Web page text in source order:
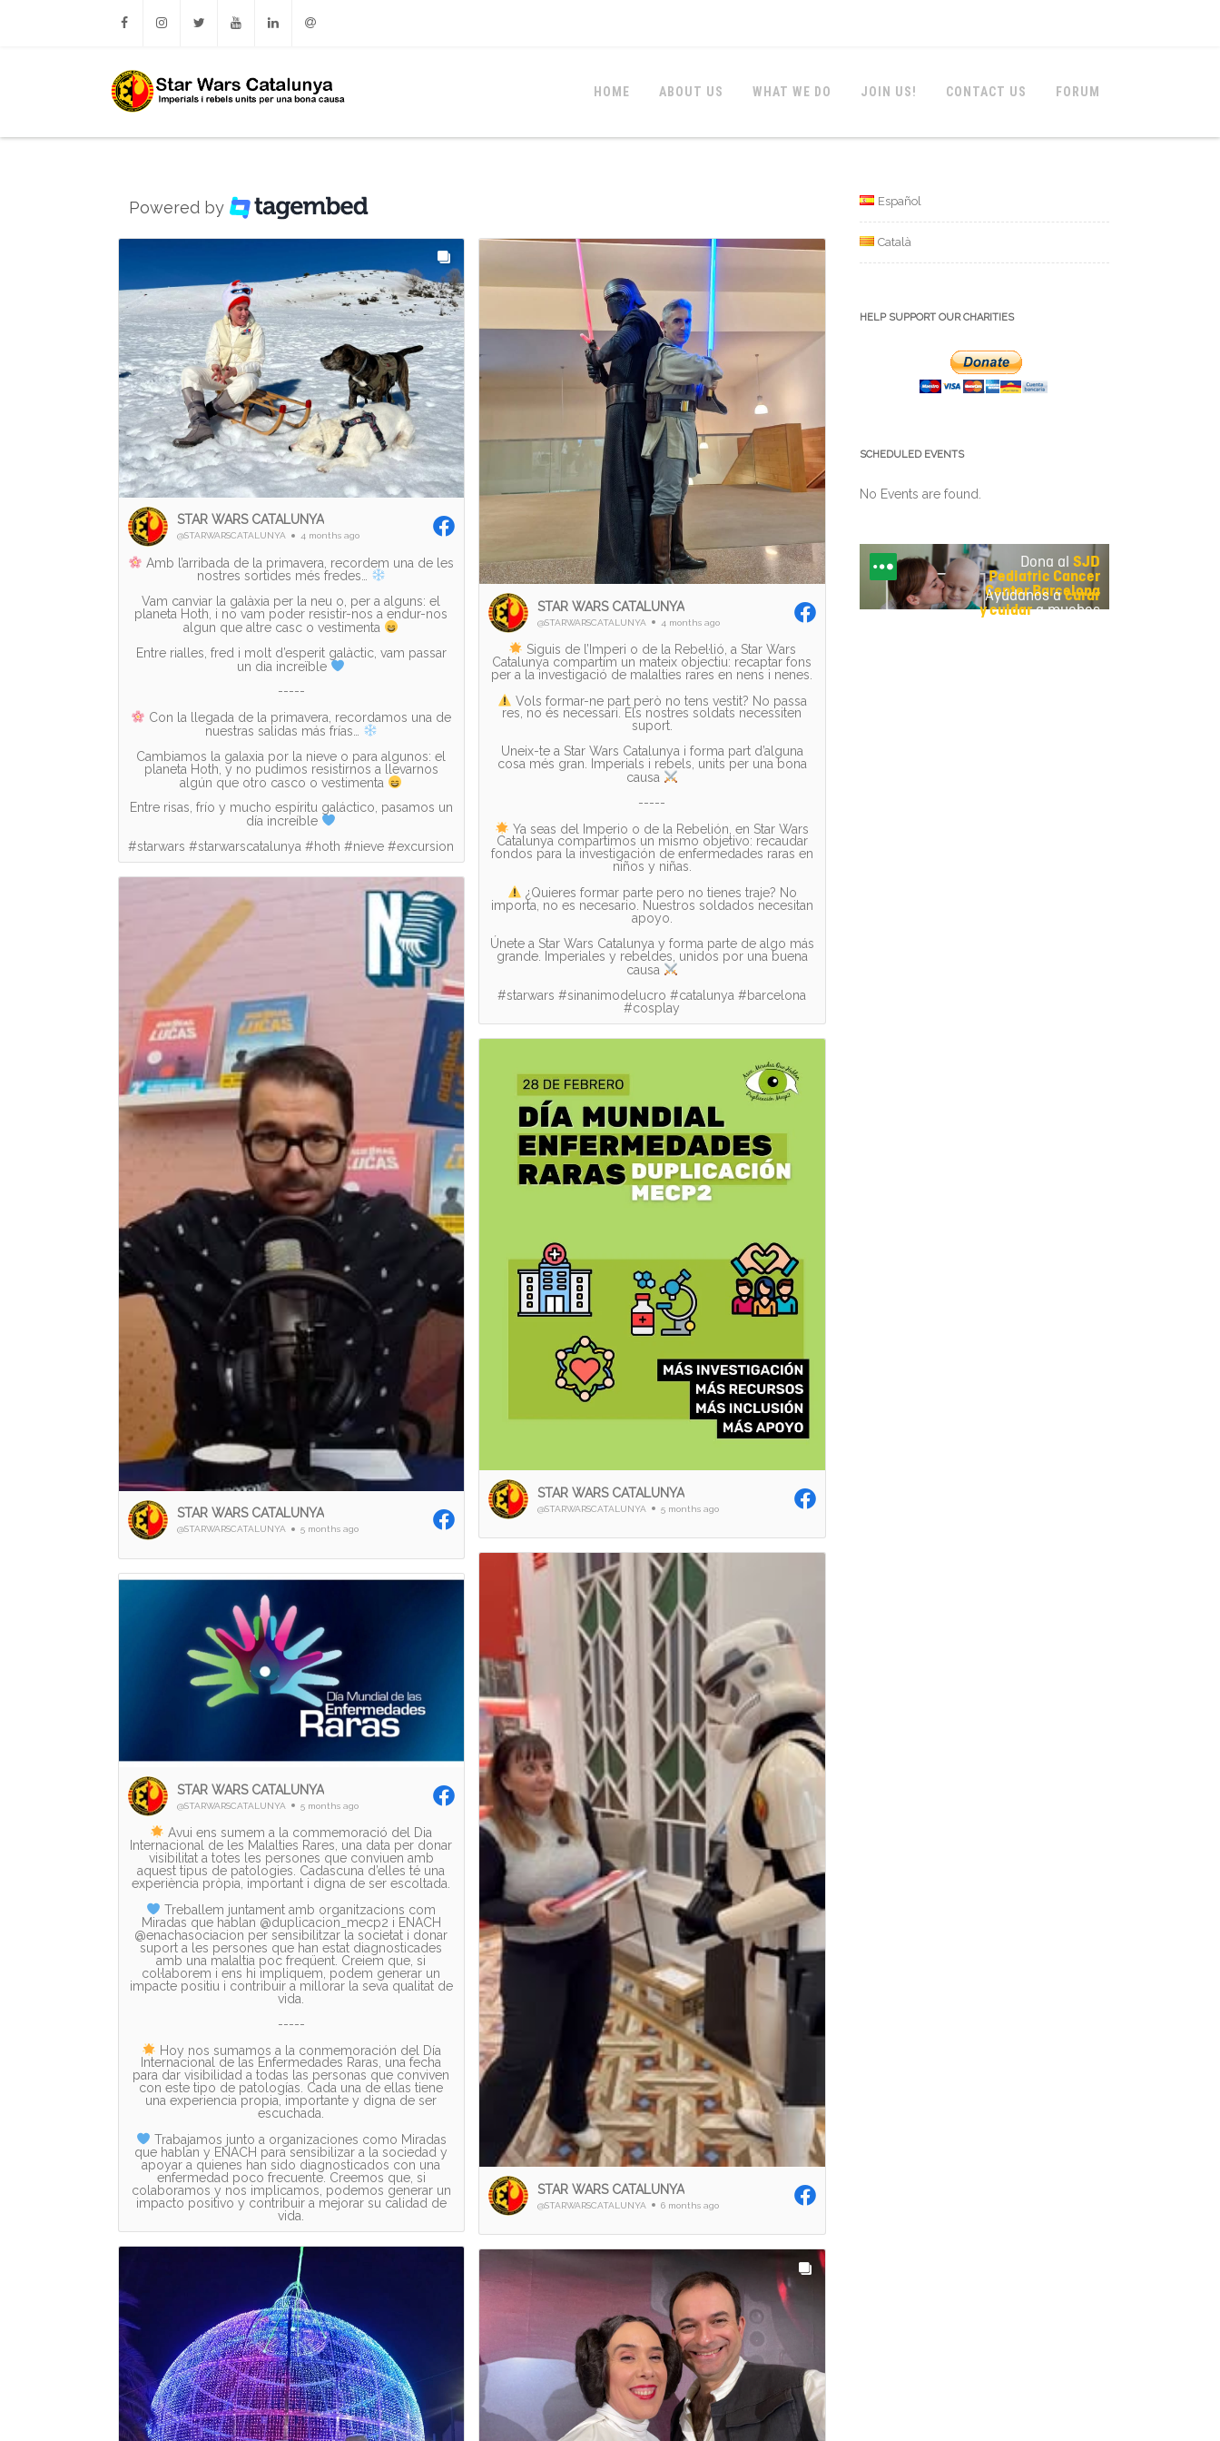
Facebook
HOME
ABOUT US WHAT WE DO JOIN US! CONTACT US FORUM
Powered by
STAR WARS CATALUNYA
@STARWARSCATALUNYA 4 months ago
Amb l’arribada de la primavera, recordem una de les
nostres sortides més fredes…
Vam canviar la galàxia per la neu o, per a alguns: el
planeta Hoth, i no vam poder resistir-nos a endur-nos
algun que altre casc o vestimenta
Entre rialles, fred i molt d’esperit galàctic, vam passar
un dia increïble
-----
Con la llegada de la primavera, recordamos una de
nuestras salidas más frías…
Cambiamos la galaxia por la nieve o para algunos: el
planeta Hoth, y no pudimos resistirnos a llevarnos
algún que otro casco o vestimenta
Entre risas, frío y mucho espíritu galáctico, pasamos un
día increíble
#starwars #starwarscatalunya #hoth #nieve #excursion
STAR WARS CATALUNYA
@STARWARSCATALUNYA 4 months ago
Siguis de l’Imperi o de la Rebel·lió, a Star Wars
Catalunya compartim un mateix objectiu: recaptar fons
per a la investigació de malalties rares en nens i nenes.
Vols formar-ne part però no tens vestit? No passa
res, no és necessari. Els nostres soldats necessiten
suport.
Uneix-te a Star Wars Catalunya i forma part d’alguna
cosa més gran. Imperials i rebels, units per una bona
causa
-----
Ya seas del Imperio o de la Rebelión, en Star Wars
Catalunya compartimos un mismo objetivo: recaudar
fondos para la investigación de enfermedades raras en
niños y niñas.
¿Quieres formar parte pero no tienes traje? No
importa, no es necesario. Nuestros soldados necesitan
apoyo.
Únete a Star Wars Catalunya y forma parte de algo más
grande. Imperiales y rebeldes, unidos por una buena
causa
#starwars #sinanimodelucro #catalunya #barcelona
#cosplay
STAR WARS CATALUNYA
@STARWARSCATALUNYA 5 months ago
STAR WARS CATALUNYA
@STARWARSCATALUNYA 5 months ago
STAR WARS CATALUNYA
@STARWARSCATALUNYA 5 months ago
Avui ens sumem a la commemoració del Dia
Internacional de les Malalties Rares, una data per donar
visibilitat a totes les persones que conviuen amb
aquest tipus de patologies. Cadascuna d’elles té una
experiència pròpia, important i digna de ser escoltada.
Treballem juntament amb organitzacions com
Miradas que hablan @duplicacion_mecp2 i ENACH
@enachasociacion per sensibilitzar la societat i donar
suport a les persones que han estat diagnosticades
amb una malaltia poc freqüent. Creiem que, si
col·laborem i ens hi impliquem, podem generar un
impacte positiu i contribuir a millorar la seva qualitat de
vida.
-----
Hoy nos sumamos a la conmemoración del Día
Internacional de las Enfermedades Raras, una fecha
para dar visibilidad a todas las personas que conviven
con este tipo de patologías. Cada una de ellas tiene
una experiencia propia, importante y digna de ser
escuchada.
Trabajamos junto a organizaciones como Miradas
que hablan y ENACH para sensibilizar a la sociedad y
apoyar a quienes han sido diagnosticados con una
enfermedad poco frecuente. Creemos que, si
colaboramos y nos implicamos, podemos generar un
impacto positivo y contribuir a mejorar su calidad de
vida.
STAR WARS CATALUNYA
@STARWARSCATALUNYA 6 months ago
Español
Català
HELP SUPPORT OUR CHARITIES
SCHEDULED EVENTS
No Events are found.